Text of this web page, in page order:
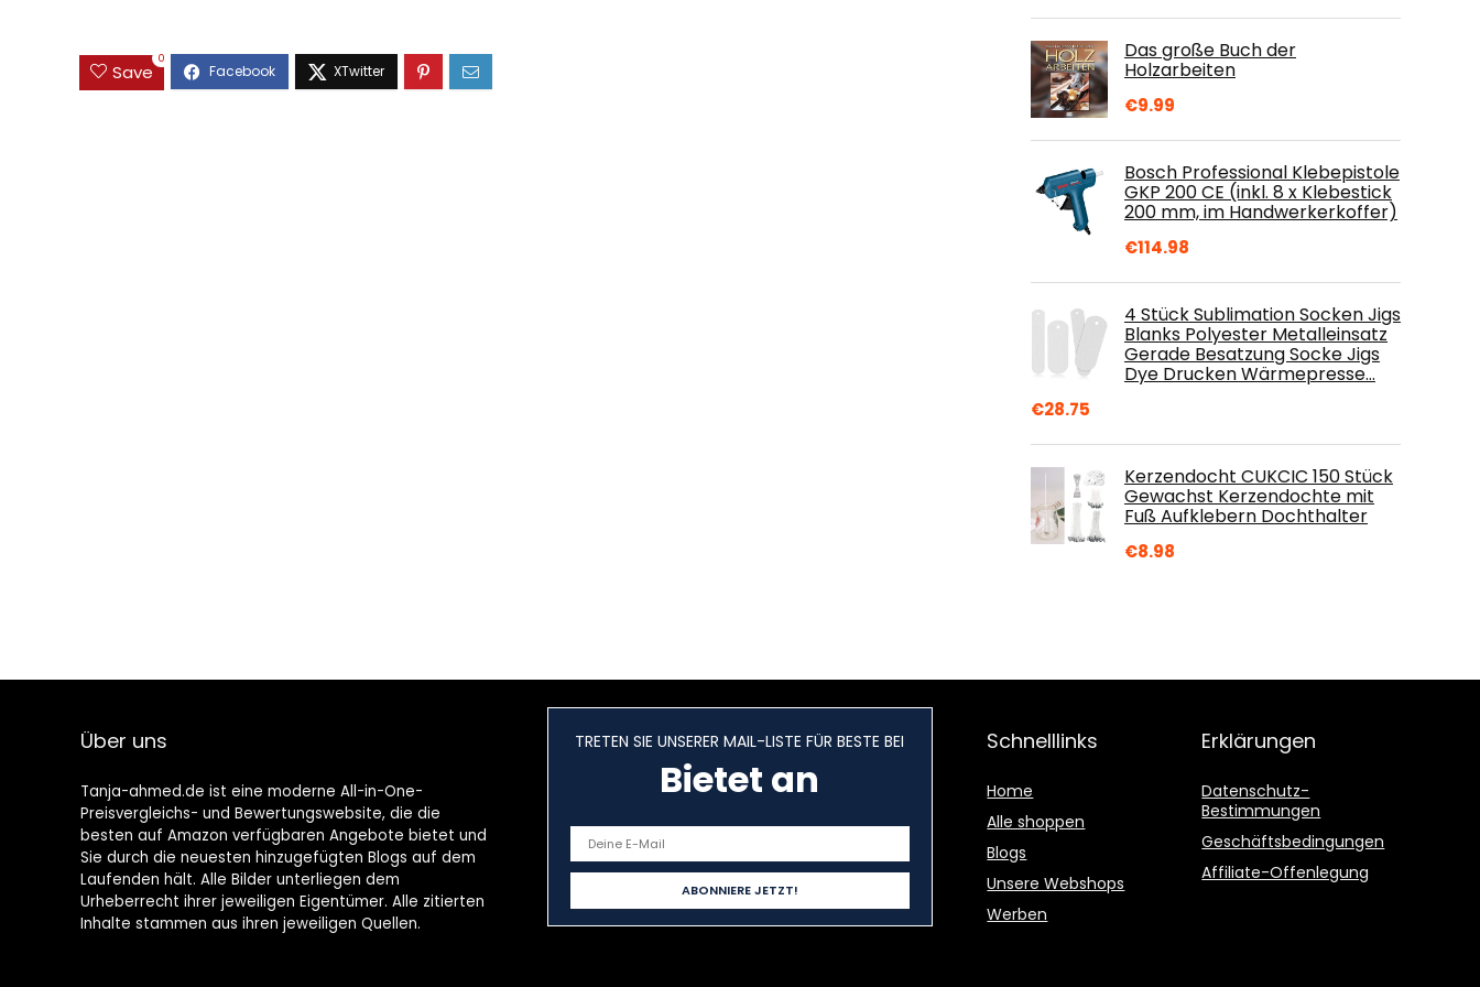
Save
0 Das große Buch der
Holzarbeiten
€9.99
Bosch Professional Klebepistole
GKP 200 CE (inkl. 8 x Klebestick
200 mm, im Handwerkerkoffer)
€114.98
4 Stück Sublimation Socken Jigs
Blanks Polyester Metalleinsatz
Gerade Besatzung Socke Jigs
Dye Drucken Wärmepresse…
€28.75
Kerzendocht CUKCIC 150 Stück
Gewachst Kerzendochte mit
Fuß Aufklebern Dochthalter
€8.98
Über uns
Tanja-ahmed.de ist eine moderne All-in-One-
Preisvergleichs- und Bewertungswebsite, die die
besten auf Amazon verfügbaren Angebote bietet und
Sie durch die neuesten hinzugefügten Blogs auf dem
Laufenden hält. Alle Bilder unterliegen dem
Urheberrecht ihrer jeweiligen Eigentümer. Alle zitierten
Inhalte stammen aus ihren jeweiligen Quellen.
TRETEN SIE UNSERER MAIL-LISTE FÜR BESTE BEI
Bietet an
Schnelllinks
Home
Alle shoppen
Blogs
Unsere Webshops
Werben
Erklärungen
Datenschutz-
Bestimmungen
Geschäftsbedingungen
Affiliate-Offenlegung